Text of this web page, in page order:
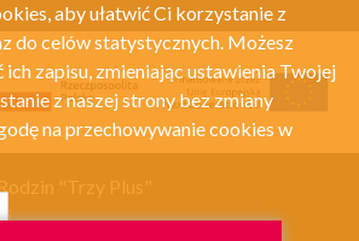
"Trzy Plus"
aby ułatwić Ci korzystanie z
do celów statystycznych. Możesz
ich zapisu, zmieniając ustawienia Twojej
z naszej strony bez zmiany
na przechowywanie cookies w